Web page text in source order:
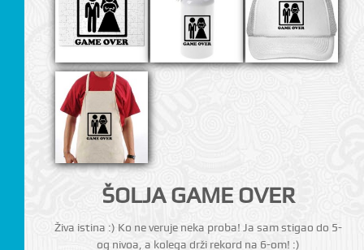
ŠOLJA GAME OVER
Živa istina :) Ko ne veruje neka proba! Ja sam stigao do 5-
og nivoa, a kolega drži rekord na 6-om! :)